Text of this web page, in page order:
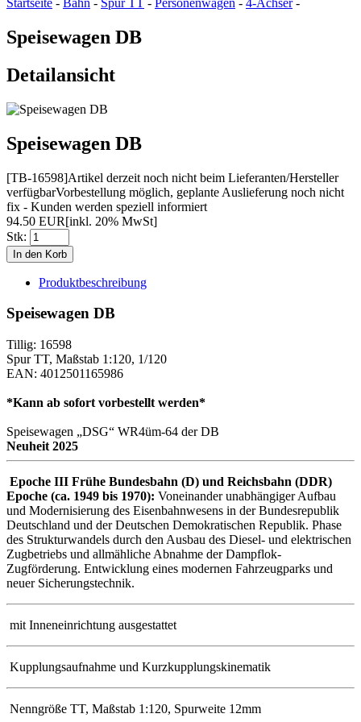
Startseite - Bahn - Spur TT - Personenwagen - 4-Achser-
Speisewagen DB
Detailansicht
Speisewagen DB
[TB-16598]Artikel derzeit noch nicht beim Lieferanten/Hersteller
verfügbarVorbestellung möglich, geplante Auslieferung noch nicht
fix - Kunden werden speziell informiert
94.50 EUR[inkl. 20% MwSt]
Stk:
Produktbeschreibung
Speisewagen DB
Tillig: 16598
Spur TT, Maßstab 1:120, 1/120
EAN: 4012501165986
*Kann ab sofort vorbestellt werden*
Speisewagen „DSG“ WR4üm-64 der DB
Neuheit 2025
Epoche III Frühe Bundesbahn (D) und Reichsbahn (DDR)
Epoche (ca. 1949 bis 1970): Voneinander unabhängiger Aufbau
und Modernisierung des Eisenbahnwesens in der Bundesrepublik
Deutschland und der Deutschen Demokratischen Republik. Phase
des Strukturwandels durch den Ausbau des Diesel- und elektrischen
Zugbetriebs und allmähliche Abnahme der Dampflok-
Zugförderung. Entwicklung eines modernen Fahrzeugparks und
neuer Sicherungstechnik.
mit Inneneinrichtung ausgestattet
Kupplungsaufnahme und Kurzkupplungskinematik
Nenngröße TT, Maßstab 1:120, Spurweite 12mm